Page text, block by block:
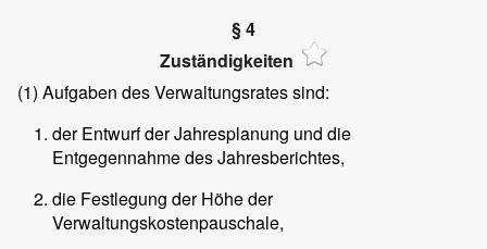
§ 4
Zuständigkeiten
(1) Aufgaben des Verwaltungsrates sind:
der Entwurf der Jahresplanung und die
Entgegennahme des Jahresberichtes,
die Festlegung der Höhe der
Verwaltungskostenpauschale,